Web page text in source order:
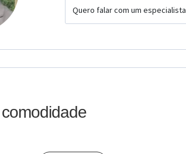
Quero falar com um especialista